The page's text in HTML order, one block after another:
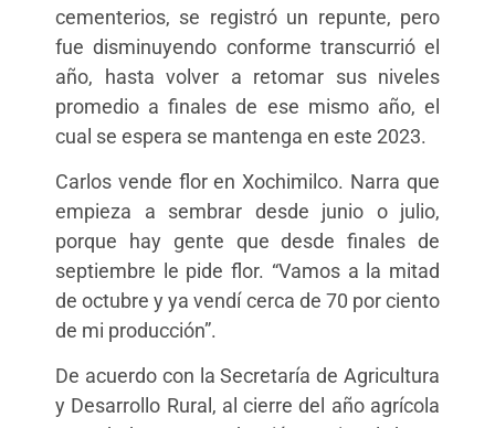
cementerios, se registró un repunte, pero
fue disminuyendo conforme transcurrió el
año, hasta volver a retomar sus niveles
promedio a finales de ese mismo año, el
cual se espera se mantenga en este 2023.
Carlos vende flor en Xochimilco. Narra que
empieza a sembrar desde junio o julio,
porque hay gente que desde finales de
septiembre le pide flor. “Vamos a la mitad
de octubre y ya vendí cerca de 70 por ciento
de mi producción”.
De acuerdo con la Secretaría de Agricultura
y Desarrollo Rural, al cierre del año agrícola